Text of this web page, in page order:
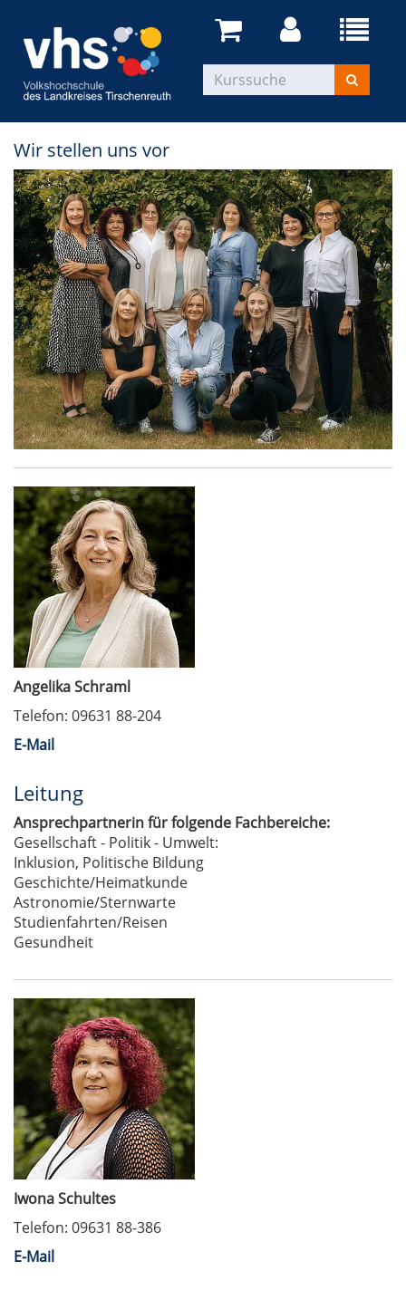
Wir stellen uns vor
Angelika Schraml
Telefon: 09631 88-204
E-Mail
Leitung
Ansprechpartnerin für folgende Fachbereiche:
Gesellschaft - Politik - Umwelt:
Inklusion, Politische Bildung
Geschichte/Heimatkunde
Astronomie/Sternwarte
Studienfahrten/Reisen
Gesundheit
Iwona Schultes
Telefon: 09631 88-386
E-Mail